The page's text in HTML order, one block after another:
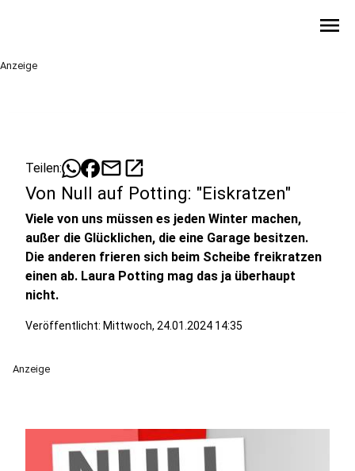
menu
Anzeige
Teilen: mailopen_in_new
Von Null auf Potting: "Eiskratzen"
Viele von uns müssen es jeden Winter machen,
außer die Glücklichen, die eine Garage besitzen.
Die anderen frieren sich beim Scheibe freikratzen
einen ab. Laura Potting mag das ja überhaupt
nicht.
Veröffentlicht: Mittwoch, 24.01.2024 14:35
Anzeige